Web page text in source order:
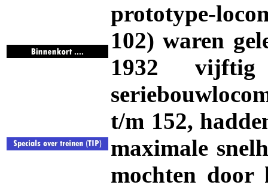
prototype-
102) waren
1932 vijftig
t/m 152,
maximale
mochten door